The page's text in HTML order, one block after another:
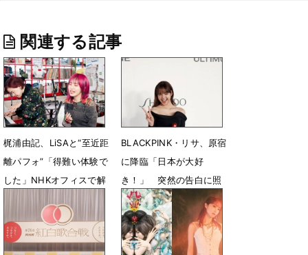
関連する記事
梶浦由記、LiSAと“至近距
離パフォ”「得難い体験で
した」NHKオフィスで解
3月25日 17時11分
BLACKPINK・リサ、原宿
に降臨「日本が大好
き！」 突然の告白に照
れ顔「サンキュー！」
3月5日 14時59分